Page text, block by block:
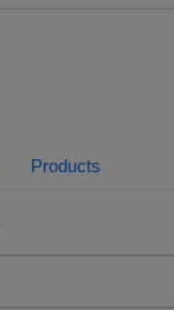
Products